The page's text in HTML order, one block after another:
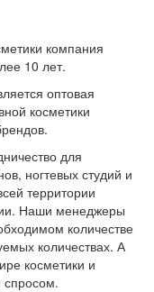
компания
10 лет.
оптовая
косметики
для
ногтевых студий и
территории
Наши менеджеры
количестве
количествах. А
косметики и